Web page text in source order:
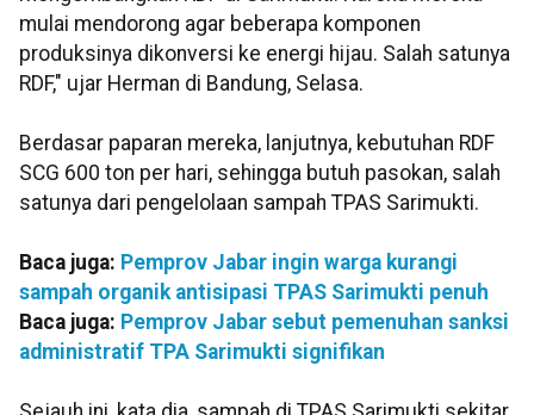
mulai mendorong agar beberapa komponen
produksinya dikonversi ke energi hijau. Salah satunya
RDF," ujar Herman di Bandung, Selasa.
Berdasar paparan mereka, lanjutnya, kebutuhan RDF
SCG 600 ton per hari, sehingga butuh pasokan, salah
satunya dari pengelolaan sampah TPAS Sarimukti.
Baca juga: Pemprov Jabar ingin warga kurangi
sampah organik antisipasi TPAS Sarimukti penuh
Baca juga: Pemprov Jabar sebut pemenuhan sanksi
administratif TPA Sarimukti signifikan